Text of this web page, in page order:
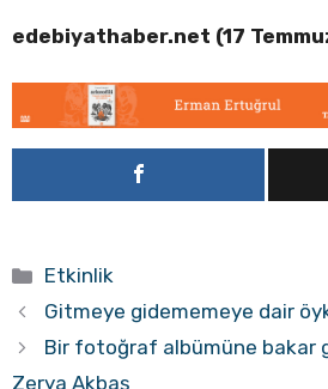
edebiyathaber.net (17
Kategoriler
Etkinlik
Gitmeye gidememeye dair
Bir fotoğraf albümüne bakar
Zerya Akbaş